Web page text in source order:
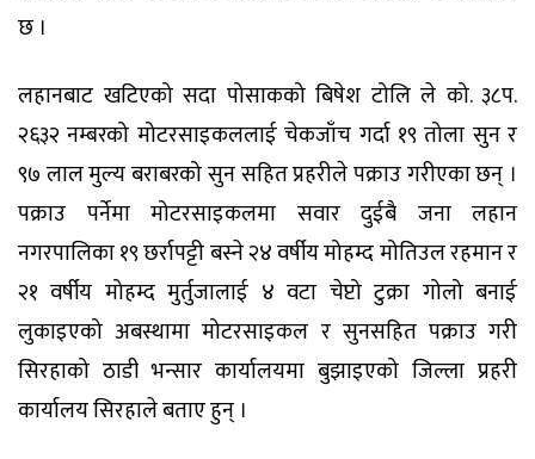
छ ।
लहानबाट खटिएको सदा पोसाकको बिषेश टोलि ले को. ३८प.
२६३२ नम्बरको मोटरसाइकललाई चेकजाँच गर्दा १९ तोला सुन र
९७ लाल मुल्य बराबरको सुन सहित प्रहरीले पक्राउ गरीएका छन् ।
पक्राउ पर्नेमा मोटरसाइकलमा सवार दुईबै जना लहान
नगरपालिका १९ छर्रापट्टी बस्ने २४ वर्षीय मोहम्द मोतिउल रहमान र
२१ वर्षीय मोहम्द मुर्तुजालाई ४ वटा चेप्टो टुक्रा गोलो बनाई
लुकाइएको अबस्थामा मोटरसाइकल र सुनसहित पक्राउ गरी
सिरहाको ठाडी भन्सार कार्यालयमा बुझाइएको जिल्ला प्रहरी
कार्यालय सिरहाले बताए हुन् ।